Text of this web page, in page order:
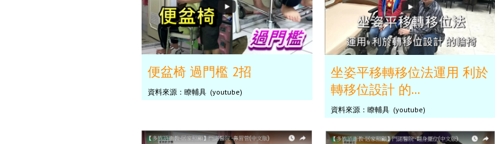
便盆椅 過門檻 2招
資料來源：瞭輔具 (youtube)
坐姿平移轉移位法運用 利於
轉移位設計 的...
資料來源：瞭輔具 (youtube)